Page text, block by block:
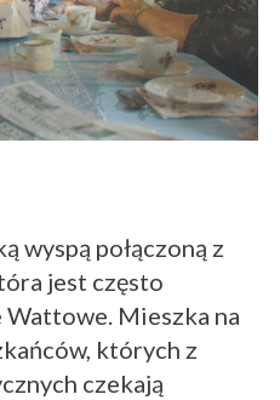
wyspą połączoną z
jest często
Mieszka na
których z
czekają